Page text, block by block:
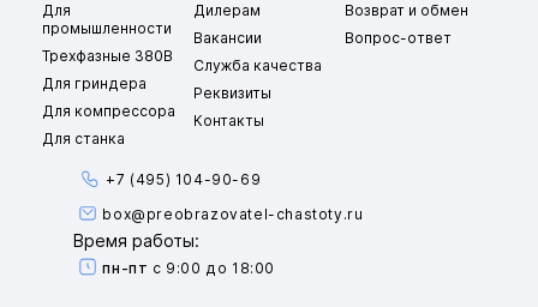
Для
промышленности
Трехфазные 380В
Для гриндера
Для компрессора
Для станка
Дилерам
Вакансии
Служба качества
Реквизиты
Контакты
Возврат и обмен
Вопрос-ответ
+7 (495) 104-90-69
box@preobrazovatel-chastoty.ru
Время работы:
пн-пт с 9:00 до 18:00